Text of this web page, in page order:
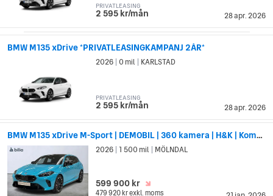
28 apr. 2026
PRIVATLEASING
2 595 kr/mån
BMW M135 xDrive *PRIVATLEASINGKAMPANJ 2ÅR*
28 apr. 2026
2026 0 mil KARLSTAD
PRIVATLEASING
2 595 kr/mån
BMW M135 xDrive M-Sport | DEMOBIL | 360 kamera | H&K | Komfortöp
2026 1 500 mil MÖLNDAL
599 900 kr
479 920 krexkl. moms